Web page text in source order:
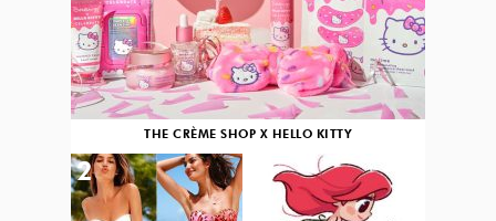
THE CRÈME SHOP X HELLO KITTY
2 3